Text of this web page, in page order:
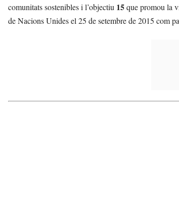
comunitats sostenibles i l’objectiu 15que promou la
de Nacions Unides el 25 de setembre de 2015 com